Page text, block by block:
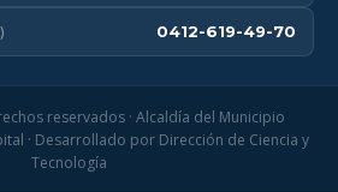
0412-619-49-70
reservados · Alcaldía del Municipio
· Desarrollado por Dirección de Ciencia y
Tecnología